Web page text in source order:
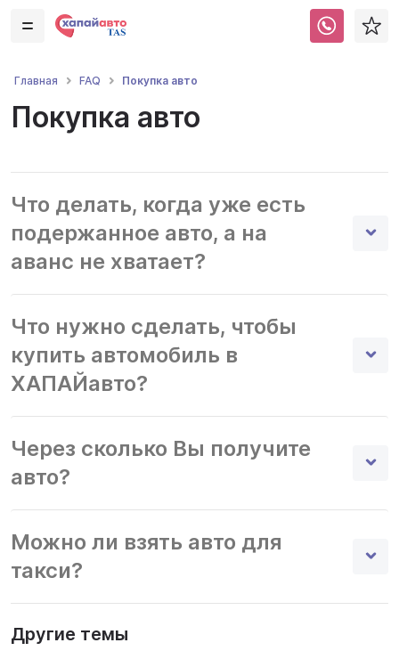
Главная FAQ Покупка авто
Покупка авто
Что делать, когда уже есть
подержанное авто, а на
аванс не хватает?
Что нужно сделать, чтобы
купить автомобиль в
ХАПАЙавто?
Через сколько Вы получите
авто?
Можно ли взять авто для
такси?
Другие темы